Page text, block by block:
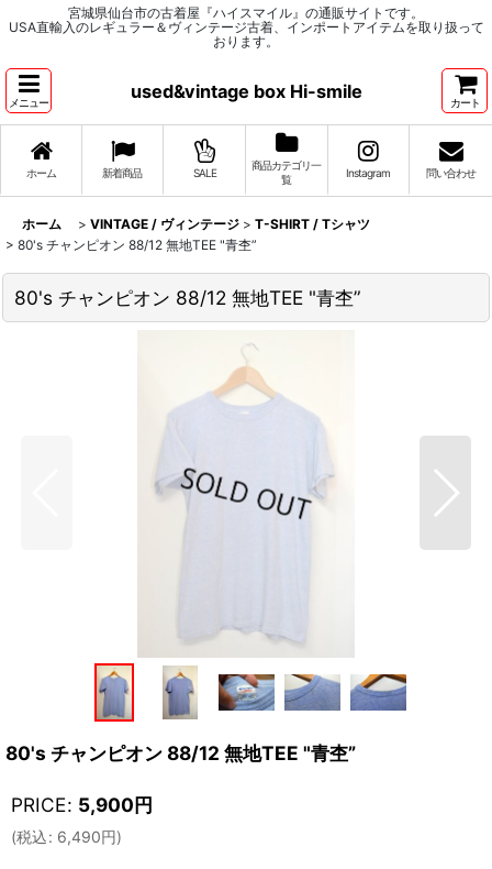
宮城県仙台市の古着屋『ハイスマイル』の通販サイトです。
USA直輸入のレギュラー＆ヴィンテージ古着、インポートアイテムを取り扱って
おります。
メニュー
used&vintage box Hi-smile
カート
ホーム 新着商品 SALE
商品カテゴリ一
覧
Instagram 問い合わせ
ホーム > VINTAGE / ヴィンテージ > T-SHIRT / Tシャツ
> 80's チャンピオン 88/12 無地TEE "青杢”
80's チャンピオン 88/12 無地TEE "青杢”
80's チャンピオン 88/12 無地TEE "青杢”
PRICE: 5,900円
(税込: 6,490円)